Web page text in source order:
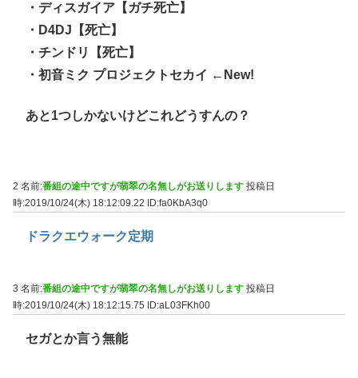
・ディスガイア【ガチ死亡】
・D4DJ【死亡】
・チンドリ【死亡】
・初音ミク プロジェクトセカイ ←New!
あと1つしかないけどこれどうすんの？
2 名前:番組の途中ですが翡翠の名無しがお送りします 投稿日
時:2019/10/24(木) 18:12:09.22 ID:fa0KbA3q0
ドラクエウォーク定期
3 名前:番組の途中ですが翡翠の名無しがお送りします 投稿日
時:2019/10/24(木) 18:12:15.75
ID:aL03FKh00
セガとか言う無能